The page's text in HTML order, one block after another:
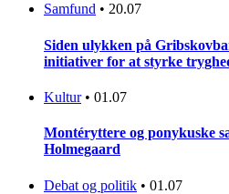
Samfund • 20.07
Siden ulykken på
initiativer for at styrke
Kultur • 01.07
Montéryttere og ponykuske
Holmegaard
Debat og politik • 01.07